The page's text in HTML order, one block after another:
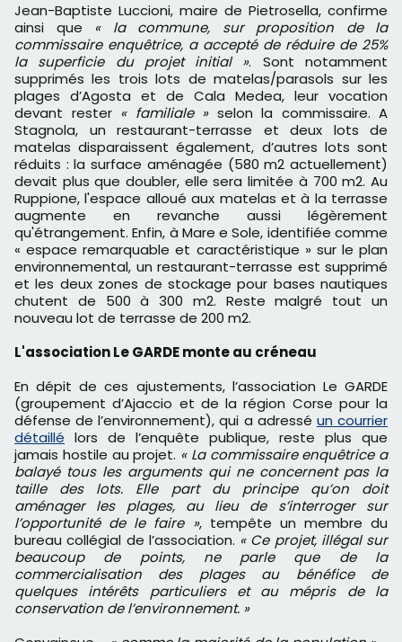
Jean-Baptiste Luccioni, maire de Pietrosella, confirme
ainsi que « la commune, sur proposition de la
commissaire enquêtrice, a accepté de réduire de 25%
la superficie du projet initial ». Sont notamment
supprimés les trois lots de matelas/parasols sur les
plages d’Agosta et de Cala Medea, leur vocation
devant rester « familiale »selon la commissaire. A
Stagnola, un restaurant-terrasse et deux lots de
matelas disparaissent également, d’autres lots sont
réduits : la surface aménagée (580 m2 actuellement)
devait plus que doubler, elle sera limitée à 700 m2. Au
Ruppione, l'espace alloué aux matelas et à la terrasse
augmente en revanche aussi légèrement
qu'étrangement. Enfin, à Mare e Sole, identifiée comme
« espace remarquable et caractéristique » sur le plan
environnemental, un restaurant-terrasse est supprimé
et les deux zones de stockage pour bases nautiques
chutent de 500 à 300 m2. Reste malgré tout un
nouveau lot de terrasse de 200 m2.
L'association Le GARDE monte au créneau
En dépit de ces ajustements, l’association Le GARDE
(groupement d’Ajaccio et de la région Corse pour la
défense de l’environnement), qui a adressé un courrier
détaillé lors de l’enquête publique, reste plus que
jamais hostile au projet. « La commissaire enquêtrice a
balayé tous les arguments qui ne concernent pas la
taille des lots. Elle part du principe qu’on doit
aménager les plages, au lieu de s’interroger sur
l’opportunité de le faire », tempête un membre du
bureau collégial de l’association. « Ce projet, illégal sur
beaucoup de points, ne parle que de la
commercialisation des plages au bénéfice de
quelques intérêts particuliers et au mépris de la
conservation de l’environnement. »